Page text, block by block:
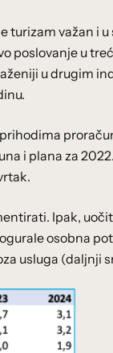
turizam važan i
poslovanje u
u drugim
i plana za
Ipak,
osobna
usluga (daljnji